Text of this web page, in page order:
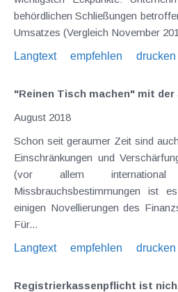
behördlichen Schließungen
Umsatzes (Vergleich November
Langtext
empfehlen drucken
"Reinen Tisch machen" mit der
August 2018
Schon seit geraumer Zeit sind
Einschränkungen und Verschärfungen wahrnehmbar.
(vor allem international
Missbrauchsbestimmungen ist
einigen Novellierungen des Finanzstrafgesetzes gekommen.
Für...
Langtext
empfehlen drucken
Registrierkassenpflicht ist